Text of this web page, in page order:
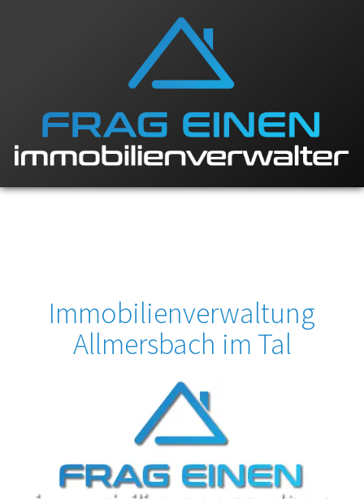
Immobilienverwaltung
Allmersbach im Tal